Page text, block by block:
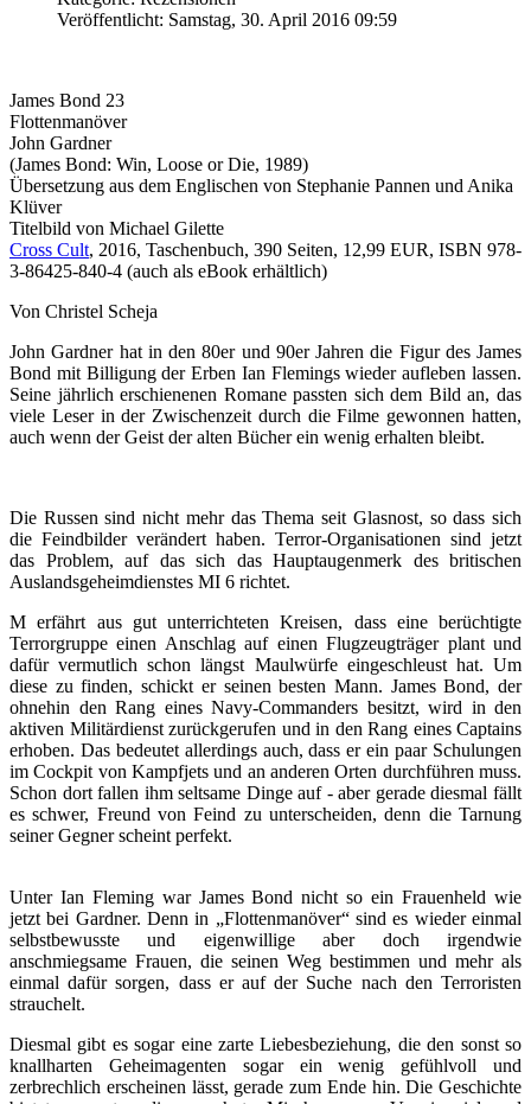
Veröffentlicht: Samstag, 30. April 2016 09:59
James Bond 23
Flottenmanöver
John Gardner
(James Bond: Win, Loose or Die, 1989)
Übersetzung aus dem Englischen von Stephanie Pannen und Anika
Klüver
Titelbild von Michael Gilette
Cross Cult, 2016, Taschenbuch, 390 Seiten, 12,99 EUR, ISBN 978-
3-86425-840-4 (auch als eBook erhältlich)
Von Christel Scheja
John Gardner hat in den 80er und 90er Jahren die Figur des James
Bond mit Billigung der Erben Ian Flemings wieder aufleben lassen.
Seine jährlich erschienenen Romane passten sich dem Bild an, das
viele Leser in der Zwischenzeit durch die Filme gewonnen hatten,
auch wenn der Geist der alten Bücher ein wenig erhalten bleibt.
Die Russen sind nicht mehr das Thema seit Glasnost, so dass sich
die Feindbilder verändert haben. Terror-Organisationen sind jetzt
das Problem, auf das sich das Hauptaugenmerk des britischen
Auslandsgeheimdienstes MI 6 richtet.
M erfährt aus gut unterrichteten Kreisen, dass eine berüchtigte
Terrorgruppe einen Anschlag auf einen Flugzeugträger plant und
dafür vermutlich schon längst Maulwürfe eingeschleust hat. Um
diese zu finden, schickt er seinen besten Mann. James Bond, der
ohnehin den Rang eines Navy-Commanders besitzt, wird in den
aktiven Militärdienst zurückgerufen und in den Rang eines Captains
erhoben. Das bedeutet allerdings auch, dass er ein paar Schulungen
im Cockpit von Kampfjets und an anderen Orten durchführen muss.
Schon dort fallen ihm seltsame Dinge auf - aber gerade diesmal fällt
es schwer, Freund von Feind zu unterscheiden, denn die Tarnung
seiner Gegner scheint perfekt.
Unter Ian Fleming war James Bond nicht so ein Frauenheld wie
jetzt bei Gardner. Denn in „Flottenmanöver“ sind es wieder einmal
selbstbewusste und eigenwillige aber doch irgendwie
anschmiegsame Frauen, die seinen Weg bestimmen und mehr als
einmal dafür sorgen, dass er auf der Suche nach den Terroristen
strauchelt.
Diesmal gibt es sogar eine zarte Liebesbeziehung, die den sonst so
knallharten Geheimagenten sogar ein wenig gefühlvoll und
zerbrechlich erscheinen lässt, gerade zum Ende hin. Die Geschichte